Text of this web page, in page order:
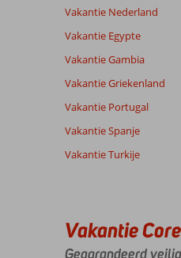
Ervaringen
van onze
klanten
7,0
Met partner
,
Over
schitterende
kust
Eten 5
Kamers
Vakantie Nederland
Vakantie Egypte
Vakantie Gambia
Vakantie Griekenland
Vakantie Portugal
Vakantie Spanje
Vakantie Turkije
Vakantie
Gegarandeerd